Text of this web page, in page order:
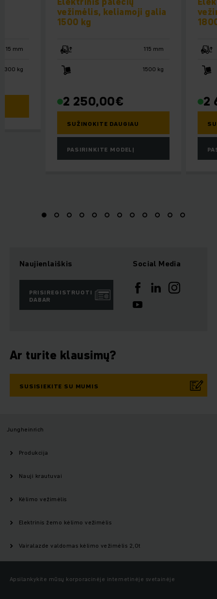
vežimėlis, keliamoji galia
1500 kg
115 mm
1500 kg
€
2 250,00
SUŽINOKITE DAUGIAU
PASIRINKITE MODELĮ
2
115 mm
3300 kg
Naujienlaiškis
PRISIREGISTRUOTI
DABAR
Social Media
Ar turite klausimų?
SUSISIEKITE SU MUMIS
Jungheinrich
Produkcija
Nauji krautuvai
Kėlimo vežimėlis
Elektrinis žemo kėlimo vežimėlis
Vairalazde valdomas kėlimo vežimėlis 2,0t
Apsilankykite mūsų korporacinėje internetinėje svetainėje